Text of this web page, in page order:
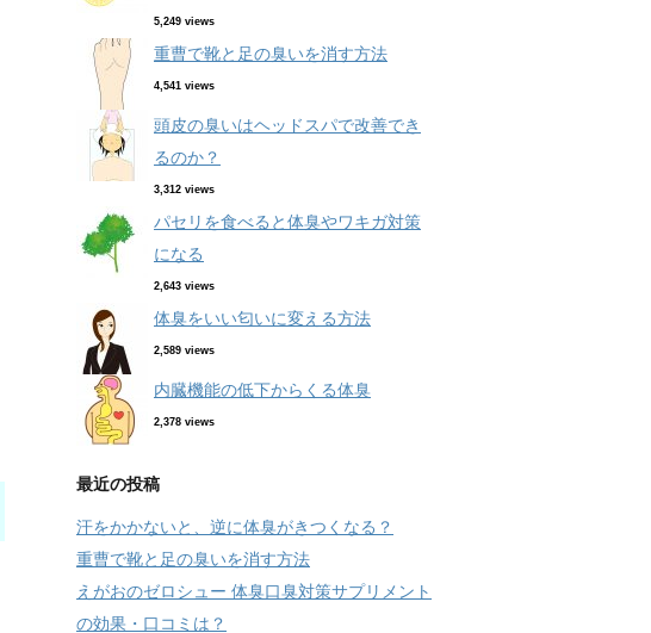
5,249 views
重曹で靴と足の臭いを消す方法
4,541 views
頭皮の臭いはヘッドスパで改善でき
るのか？
3,312 views
パセリを食べると体臭やワキガ対策
になる
2,643 views
体臭をいい匂いに変える方法
2,589 views
内臓機能の低下からくる体臭
2,378 views
最近の投稿
汗をかかないと、逆に体臭がきつくなる？
重曹で靴と足の臭いを消す方法
えがおのゼロシュー 体臭口臭対策サプリメント
の効果・口コミは？